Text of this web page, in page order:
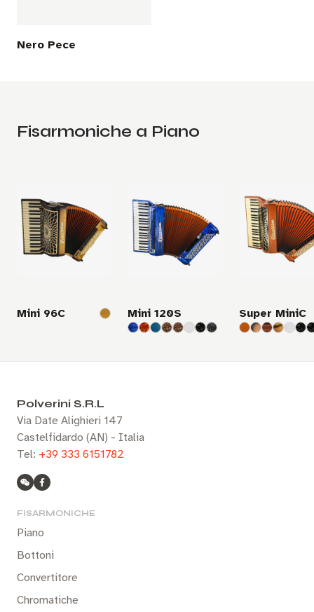
Nero Pece
Fisarmoniche a Piano
Mini 96C Mini 120S Super MiniC
Polverini S.R.L
Via Date Alighieri 147
Castelfidardo (AN) - Italia
Tel: +39 333 6151782
FISARMONICHE
Piano
Bottoni
Convertitore
Chromatiche